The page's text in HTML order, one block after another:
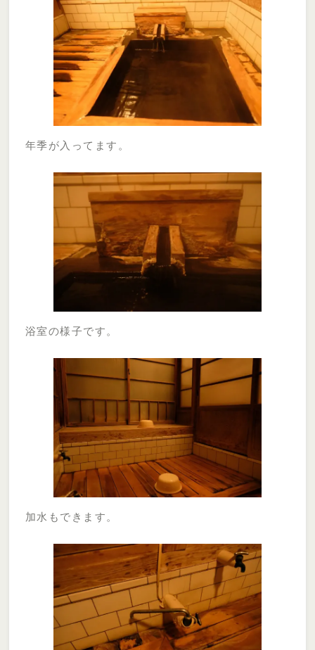
年季が入ってます。
浴室の様子です。
加水もできます。